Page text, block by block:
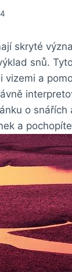
skryté
snů.
vizemi a
o
a